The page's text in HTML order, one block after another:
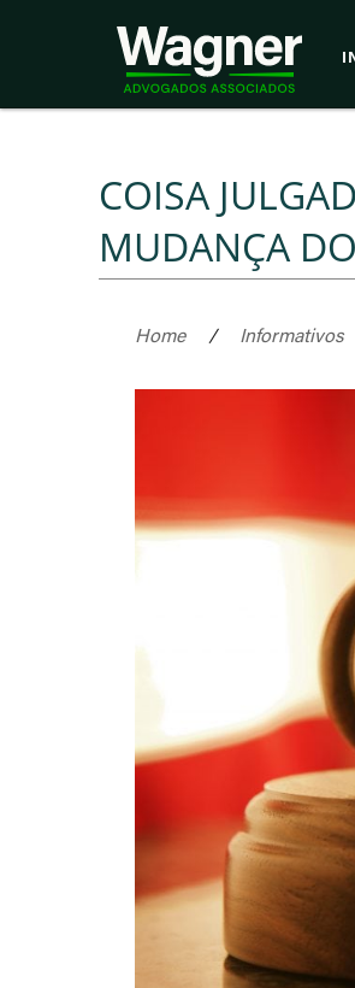
COISA
MUDANÇA
Home / Informativos